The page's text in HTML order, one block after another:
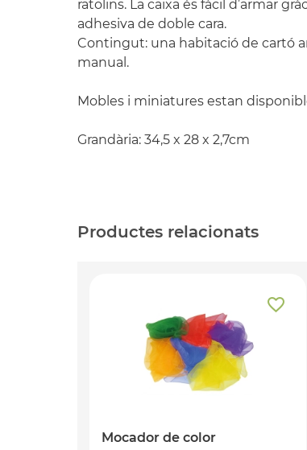
ratolins. La caixa és fàcil d’armar
adhesiva de doble cara.
Contingut: una habitació de cartó
manual.
Mobles i miniatures estan
Grandària: 34,5 x 28 x 2,7cm
Productes relacionats
Mocador de color